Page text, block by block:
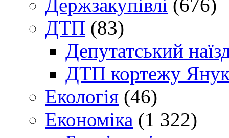
Держзакупівлі (676)
ДТП (83)
Депутатський
ДТП кортежу
Екологія (46)
Економіка (1 322)